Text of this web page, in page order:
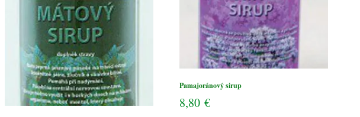
Pamajoránový sirup
8,80 €